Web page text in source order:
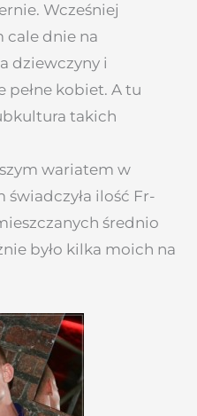
Wcześniej
cale dnie na
dziewczyny i
pełne kobiet. A tu
takich
wariatem w
świadczyła ilość Fr-
średnio
było kilka moich na